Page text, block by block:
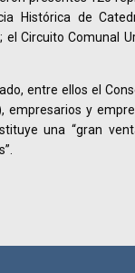
Histórica de
el Circuito Comunal
entre ellos el
empresarios y
una “gran